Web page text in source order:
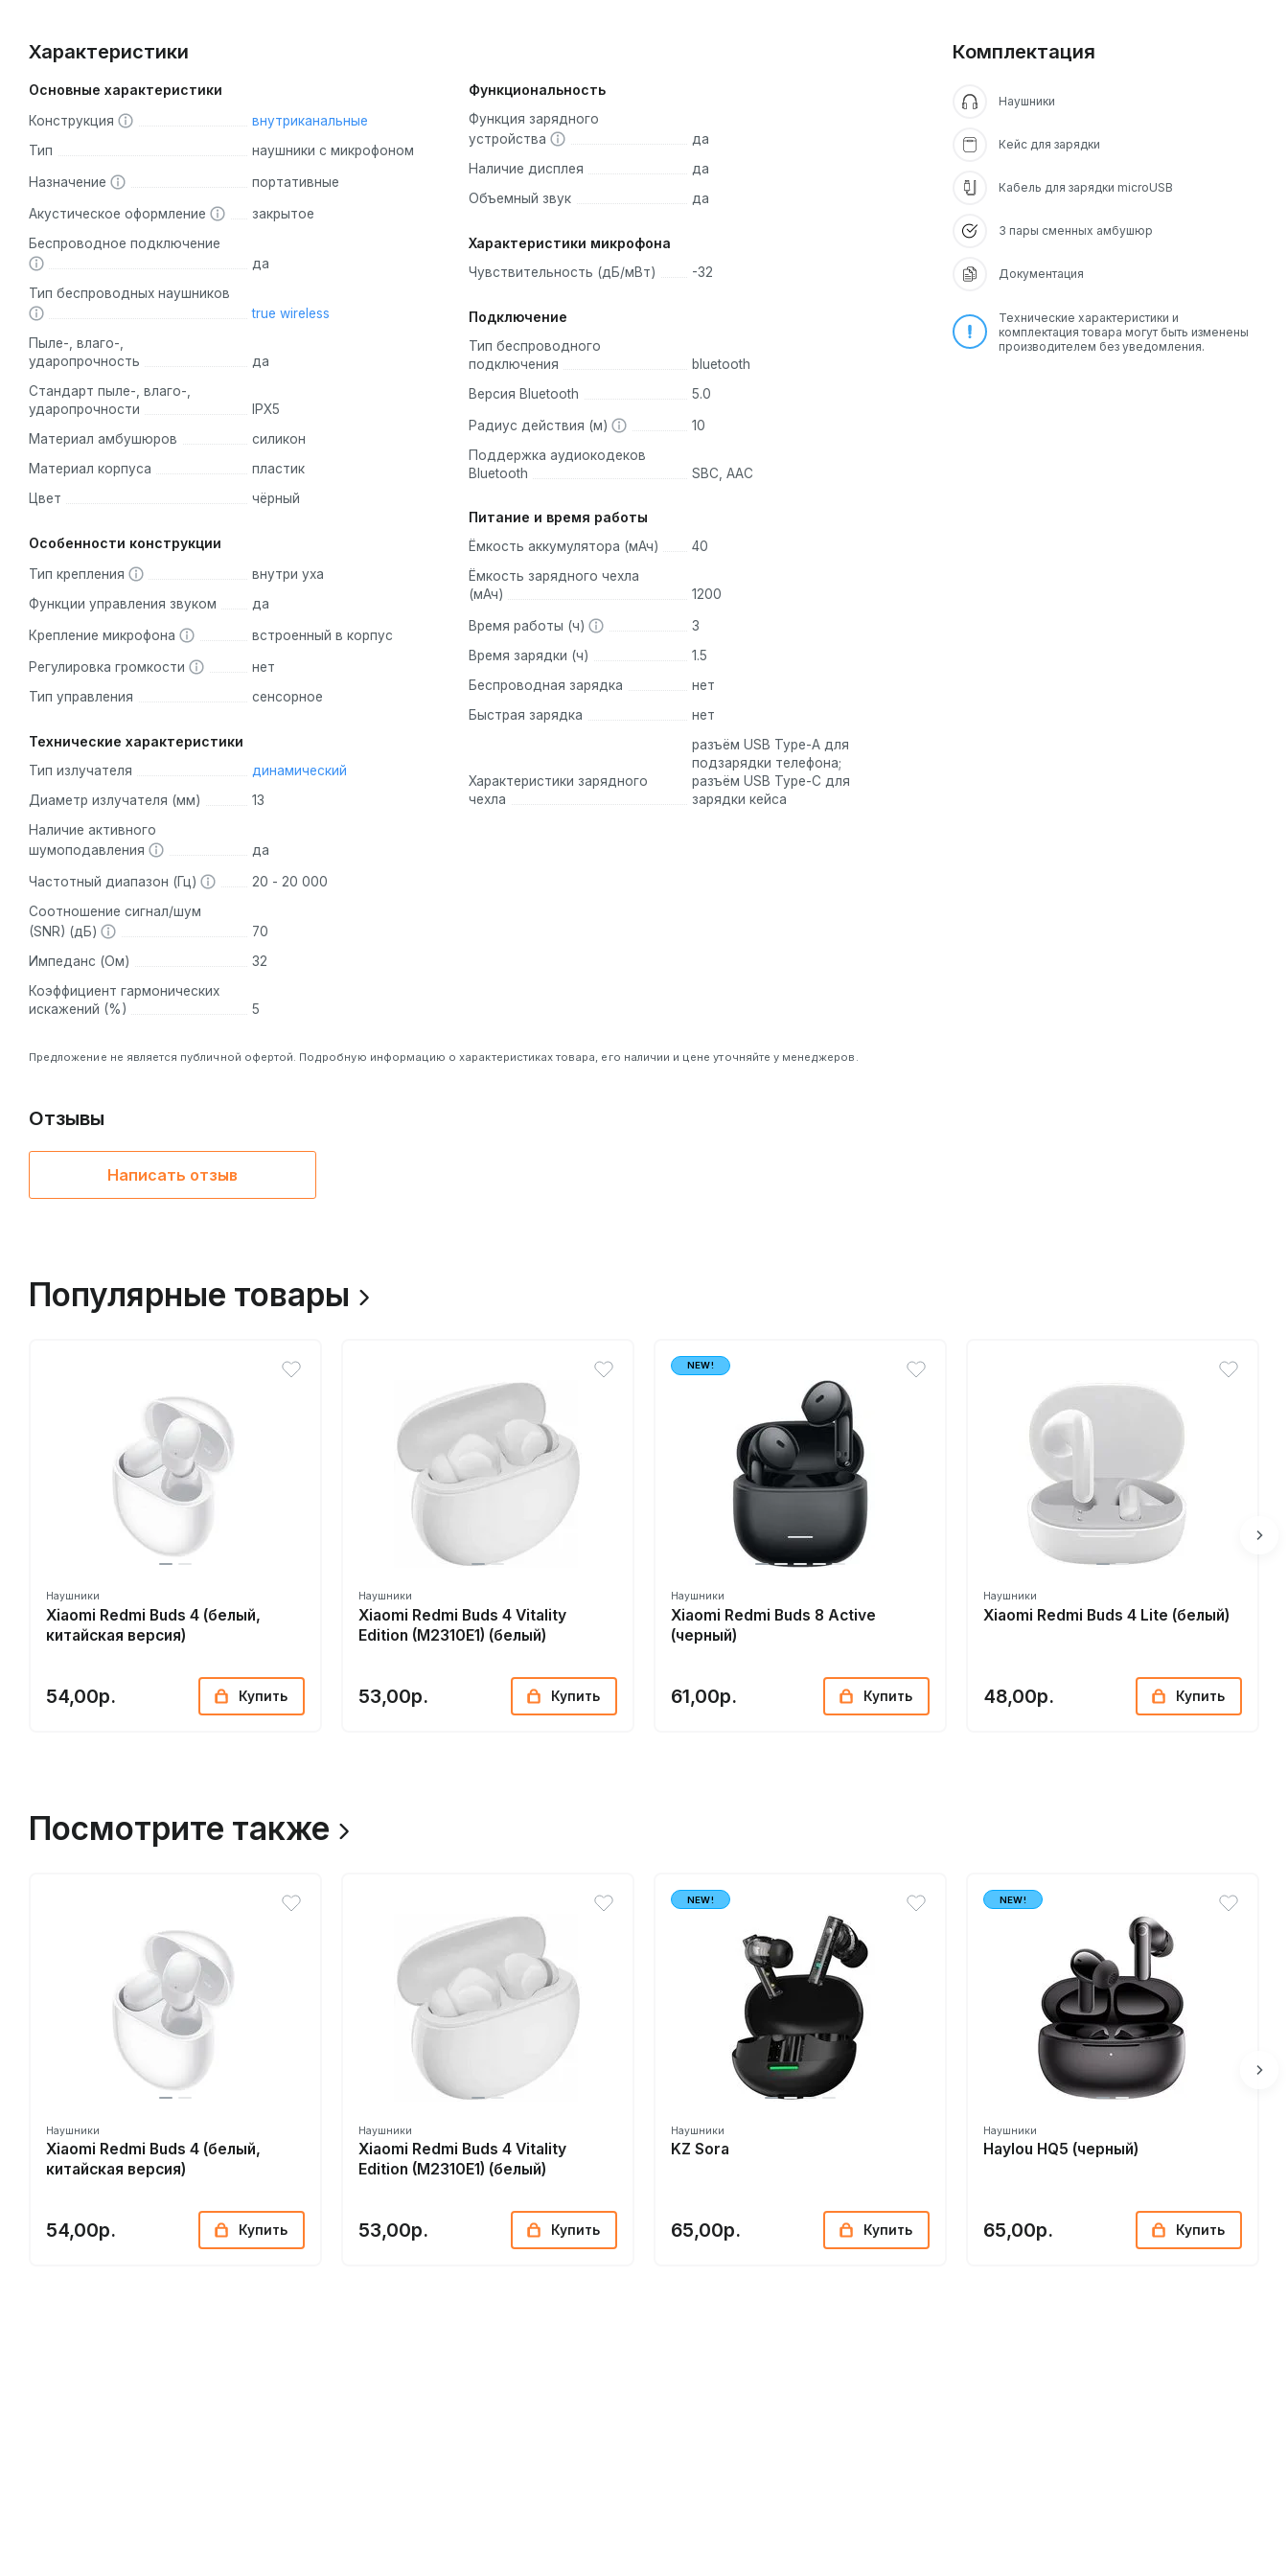
Характеристики
Основные характеристики
Конструкция
внутриканальные
Тип
наушники с микрофоном
Назначение портативные
Акустическое оформление
закрытое
Беспроводное подключение
да
Тип беспроводных наушников
true wireless
Пыле-, влаго-,
ударопрочность
да
Стандарт пыле-, влаго-,
ударопрочности
IPX5
Материал амбушюров
силикон
Материал корпуса
пластик
Цвет
чёрный
Особенности конструкции
Тип крепления
внутри уха
Функции управления звуком
да
Крепление микрофона встроенный в корпус
Регулировка громкости
нет
Тип управления
сенсорное
Технические характеристики
Тип излучателя
динамический
Диаметр излучателя (мм)
13
Наличие активного
шумоподавления
да
Частотный диапазон (Гц)
20 - 20 000
Соотношение сигнал/шум
(SNR) (дБ)
70
Импеданс (Ом)
32
Коэффициент гармонических
искажений (%)
5
Функциональность
Функция зарядного
устройства
да
Наличие дисплея
да
Объемный звук
да
Характеристики микрофона
Чувствительность (дБ/мВт) -32
Подключение
Тип беспроводного
подключения
bluetooth
Версия Bluetooth
5.0
Радиус действия (м)
10
Поддержка аудиокодеков
Bluetooth
SBC, AAC
Питание и время работы
Ёмкость аккумулятора (мАч)
40
Ёмкость зарядного чехла
(мАч)
1200
Время работы (ч)
3
Время зарядки (ч)
1.5
Беспроводная зарядка
нет
Быстрая зарядка
нет
Характеристики зарядного
чехла
разъём USB Type-A для
подзарядки телефона;
разъём USB Type-C для
зарядки кейса
Предложение не является публичной офертой. Подробную информацию о характеристиках товара, его наличии и цене уточняйте у менеджеров.
Комплектация
Наушники
Кейс для зарядки
Кабель для зарядки microUSB
3 пары сменных амбушюр
Документация
Технические характеристики и
комплектация товара могут быть изменены
производителем без уведомления.
Отзывы
Написать отзыв
Популярные товары
Наушники
Xiaomi Redmi Buds 4 (белый,
китайская версия)
54,00р. Купить
Наушники
Xiaomi Redmi Buds 4 Vitality
Edition (M2310E1) (белый)
53,00р. Купить
NEW!
Наушники
Xiaomi Redmi Buds 8 Active
(черный)
61,00р. Купить
Наушники
Xiaomi Redmi Buds 4 Lite (белый)
48,00р. Купить
Посмотрите также
Наушники
Xiaomi Redmi Buds 4 (белый,
китайская версия)
54,00р. Купить
Наушники
Xiaomi Redmi Buds 4 Vitality
Edition (M2310E1) (белый)
53,00р. Купить
NEW!
Наушники
KZ Sora
65,00р. Купить
NEW!
Наушники
Haylou HQ5 (черный)
65,00р. Купить